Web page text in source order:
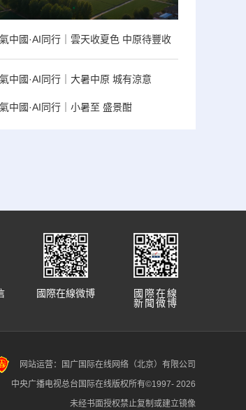
中國·AI同行｜雲天收夏色 中原待豐收
中國·AI同行｜大暑中原 城有涼意
中國·AI同行｜小暑至 盛景酣
國際在線
新聞微博
國際在線微博
网站运营：国广国际在线网络（北京）有限公司
中央广播电视总台国际在线版权所有©1997- 2026
未经书面授权禁止复制或建立镜像